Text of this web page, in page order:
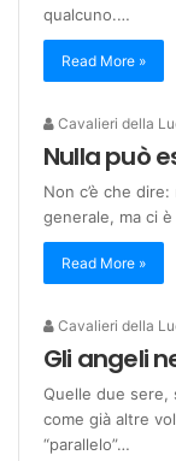
qualcuno.…
Read More »
Cavalieri della
Nulla può
Non c’è che
generale, ma ci
Read More »
Cavalieri della
Gli angeli
Quelle due sere,
come già altre
“parallelo”…